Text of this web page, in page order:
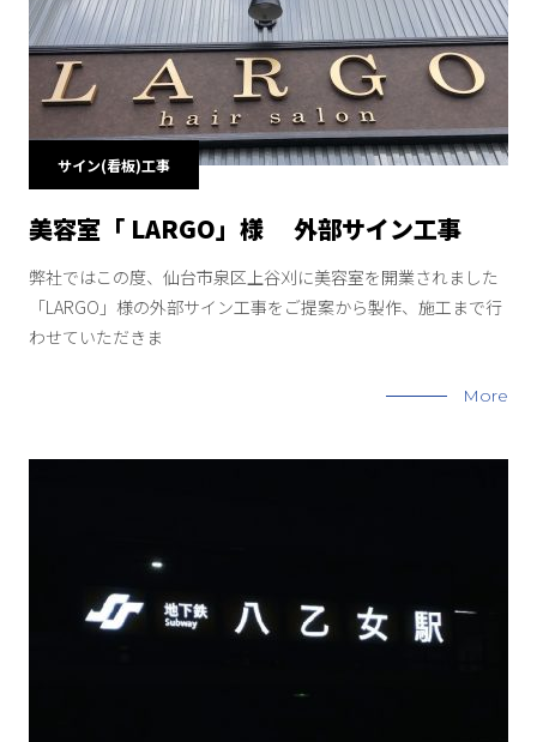
サイン(看板)工事
美容室「 LARGO」様 外部サイン工事
弊社ではこの度、仙台市泉区上谷刈に美容室を開業されました
「LARGO」様の外部サイン工事をご提案から製作、施工まで行
わせていただきま
More